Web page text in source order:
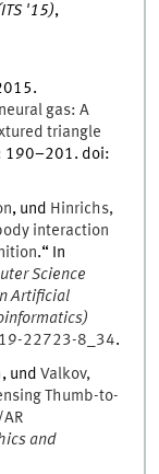
'15),
.
gas: A
triangle
190–201. doi:
, und Hinrichs,
interaction
.“ In
Science
Artificial
22723-8_34.
, undValkov,
Thumb-to-
and